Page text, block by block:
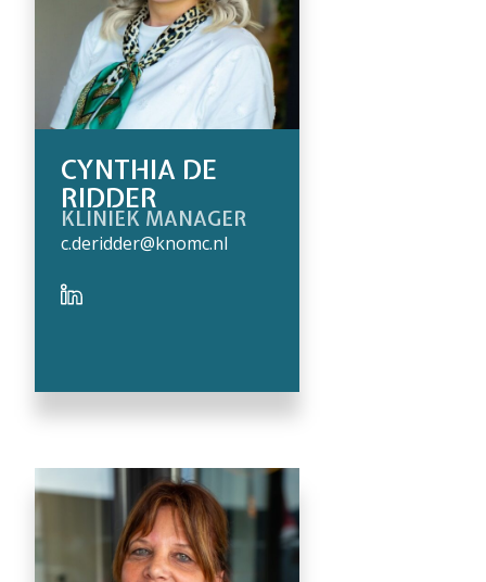
CYNTHIA DE
RIDDER
KLINIEK MANAGER
c.deridder@knomc.nl